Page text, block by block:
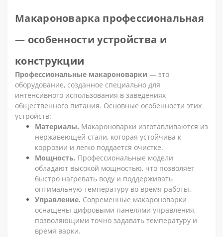
Макароноварка профессиональная
— особенности устройства и
конструкции
Профессиональные макароноварки — это
оборудование, созданное специально для
интенсивного использования в заведениях
общественного питания. Основные особенности этих
устройств:
Материалы. Макароноварки изготавливаются из
нержавеющей стали, которая устойчива к
коррозии и легко поддается очистке.
Мощность. Профессиональные модели
обладают высокой мощностью, что позволяет
быстро нагревать воду и поддерживать
оптимальную температуру во время работы.
Управление. Современные макароноварки
оснащены цифровыми панелями управления,
позволяющими точно задавать температуру и
время варки.